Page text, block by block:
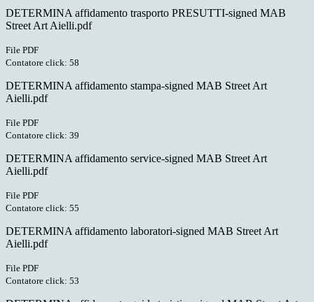
DETERMINA affidamento trasporto PRESUTTI-signed MAB
Street Art Aielli.pdf
File PDF
Contatore click: 58
DETERMINA affidamento stampa-signed MAB Street Art
Aielli.pdf
File PDF
Contatore click: 39
DETERMINA affidamento service-signed MAB Street Art
Aielli.pdf
File PDF
Contatore click: 55
DETERMINA affidamento laboratori-signed MAB Street Art
Aielli.pdf
File PDF
Contatore click: 53